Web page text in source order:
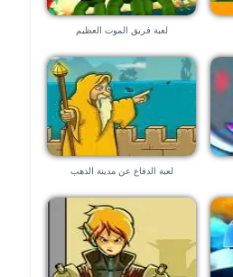
لعبة فريق الموت العظيم
لعبة الدفاع عن مدينة الذهب